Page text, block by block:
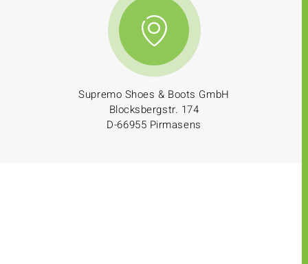
Supremo Shoes & Boots GmbH
Blocksbergstr. 174
D-66955 Pirmasens